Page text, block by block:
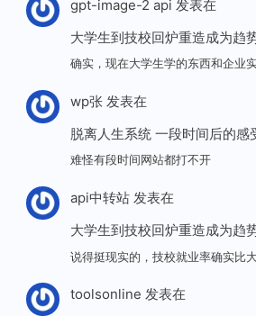
gpt-image-2 api 发表在
大学生到技校回炉重造成为趋
确实，现在大学生学的东西和企业
wp张发表在
脱离人生系统 一段时间后的感
难怪有段时间网站都打不开
api中转站发表在
大学生到技校回炉重造成为趋
说得挺现实的，技校就业率确实比
toolsonline 发表在